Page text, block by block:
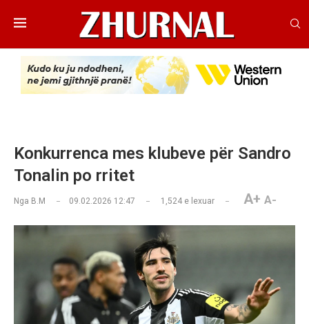
Konkurrenca mes klubeve për Sandro
Tonalin po rritet
Nga B.M 09.02.2026 12:47 1,524 e lexuar A+ A-